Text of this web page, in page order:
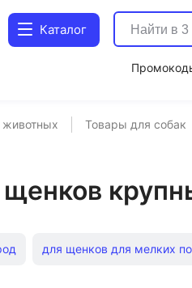
Каталог
Товары для собак
для щенков для мелких